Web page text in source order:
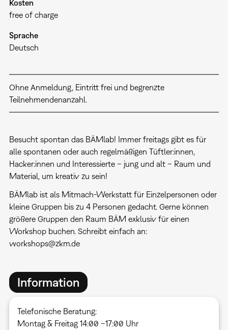
Kosten
free of charge
Sprache
Deutsch
Ohne Anmeldung, Eintritt frei und begrenzte
Teilnehmendenanzahl.
Besucht spontan das BÄMlab! Immer freitags gibt es für
alle spontanen oder auch regelmäßigen Tüftler:innen,
Hacker:innen und Interessierte – jung und alt – Raum und
Material, um kreativ zu sein!
BÄMlab ist als Mitmach-Werkstatt für Einzelpersonen oder
kleine Gruppen bis zu 4 Personen gedacht. Gerne können
größere Gruppen den Raum BÄM exklusiv für einen
Workshop buchen. Schreibt einfach an:
workshops@zkm.de
Information
Telefonische Beratung:
Montag & Freitag 14:00 –17:00 Uhr